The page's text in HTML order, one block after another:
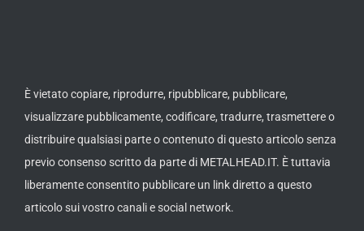
È vietato copiare, riprodurre, ripubblicare, pubblicare,
visualizzare pubblicamente, codificare, tradurre, trasmettere o
distribuire qualsiasi parte o contenuto di questo articolo senza
previo consenso scritto da parte di METALHEAD.IT. È tuttavia
liberamente consentito pubblicare un link diretto a questo
articolo sui vostro canali e social network.